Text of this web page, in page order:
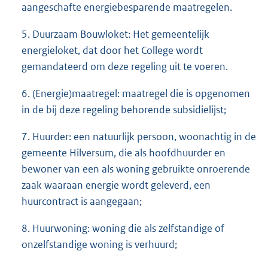
aangeschafte energiebesparende maatregelen.
5. Duurzaam Bouwloket: Het gemeentelijk
energieloket, dat door het College wordt
gemandateerd om deze regeling uit te voeren.
6. (Energie)maatregel: maatregel die is opgenomen
in de bij deze regeling behorende subsidielijst;
7. Huurder: een natuurlijk persoon, woonachtig in de
gemeente Hilversum, die als hoofdhuurder en
bewoner van een als woning gebruikte onroerende
zaak waaraan energie wordt geleverd, een
huurcontract is aangegaan;
8. Huurwoning: woning die als zelfstandige of
onzelfstandige woning is verhuurd;